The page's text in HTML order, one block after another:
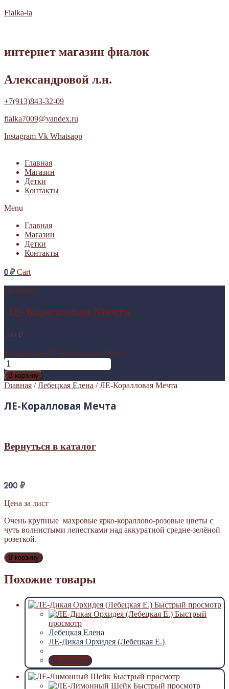
Fialka-la
интернет магазин фиалок
Александровой л.н.
+7(913)843-32-09
fialka7009@yandex.ru
Instagram Vk Whatsapp
Главная
Магазин
Детки
Контакты
Menu
Главная
Магазин
Детки
Контакты
0₽ Cart
Выбрано:
ЛЕ-Коралловая Мечта
200 ₽
Количество ЛЕ-Коралловая Мечта
В корзину
Главная /Лебецкая Елена / ЛЕ-Коралловая Мечта
ЛЕ-Коралловая Мечта
Вернуться в каталог
200₽
Цена за лист
Очень крупные махровые ярко-кораллово-розовые цветы с
чуть волнистыми лепестками над аккуратной средне-зелёной
розеткой.
В корзину
Похожие товары
Быстрый просмотр
Быстрый
просмотр
Лебецкая Елена
ЛЕ-Дикая Орхидея (Лебецкая Е.)
Подробнее
Быстрый просмотр
Быстрый просмотр